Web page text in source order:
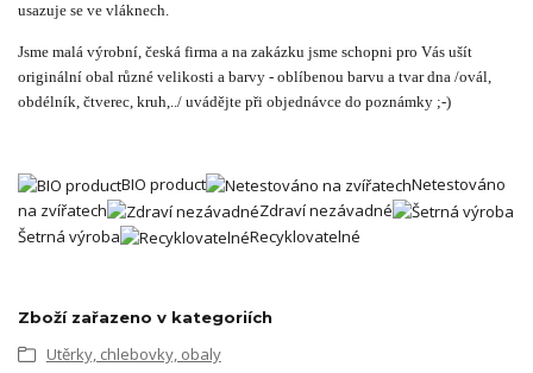
usazuje se ve vláknech.
Jsme malá výrobní, česká firma a na zakázku jsme schopni pro Vás ušít
originální obal různé velikosti a barvy - oblíbenou barvu a tvar dna /ovál,
obdélník, čtverec, kruh,../ uvádějte při objednávce do poznámky ;-)
BIO product
Netestováno
na zvířatech
Zdraví nezávadné
Šetrná výroba
Recyklovatelné
Zboží zařazeno v kategoriích
Utěrky, chlebovky, obaly